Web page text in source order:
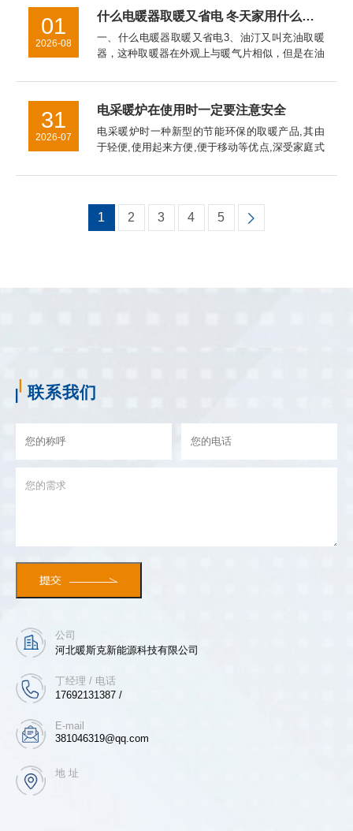
帮助的。
什么电暖器取暖又省电 冬天家用什么取暖器好
一、什么电暖器取暖又省电3、油汀又叫充油取暖
器，这种取暖器在外观上与暖气片相似，但是在油
而使室内温度升高。二、冬天家用什么取暖器好
2、热式取暖器3、电热膜取...
01
2026-08
电采暖炉在使用时一定要注意安全
电采暖炉时一种新型的节能环保的取暖产品,其由
于轻便,使用起来方便,便于移动等优点,深受家庭式
控制散热,使得环境稳定保持在一个恒定的范围内,
31
2026-07
1 2 3 4 5
联系我们
公司
河北暖斯克新能源科技有限公司
丁经理 / 电话
17692131387 /
E-mail
381046319@qq.com
地 址